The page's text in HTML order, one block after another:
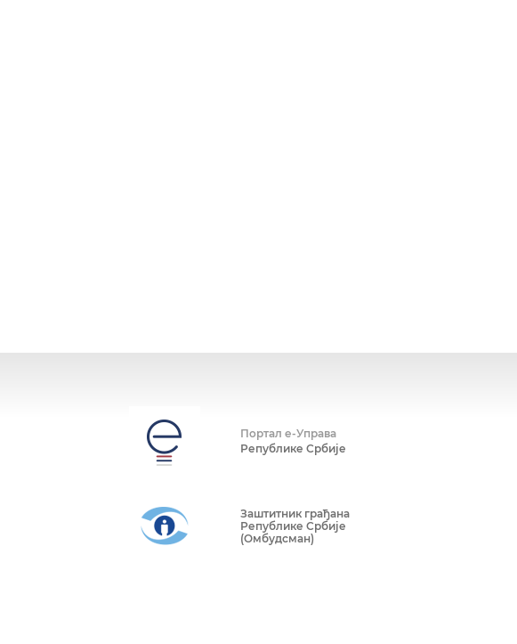
Портал е-Управа
Републике Србије
Заштитник грађана
Републике Србије
(Омбудсман)